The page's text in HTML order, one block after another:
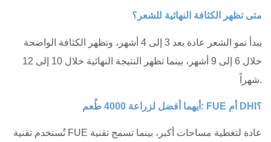
متى تظهر الكثافة النهائية للشعر؟
يبدأ نمو الشعر عادة بعد 3 إلى 4 أشهر، وتظهر الكثافة الواضحة
خلال 6 إلى 9 أشهر، بينما تظهر النتيجة النهائية خلال 10 إلى 12
شهراً.
أيهما أفضل لزراعة 4000 طُعم: FUE أم DHI؟
تُستخدم تقنية FUE عادة لتغطية مساحات أكبر، بينما تسمح تقنية